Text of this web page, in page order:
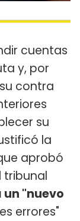
cuentas
y, por
contra
su
la
aprobó
tribunal
"nuevo
errores"